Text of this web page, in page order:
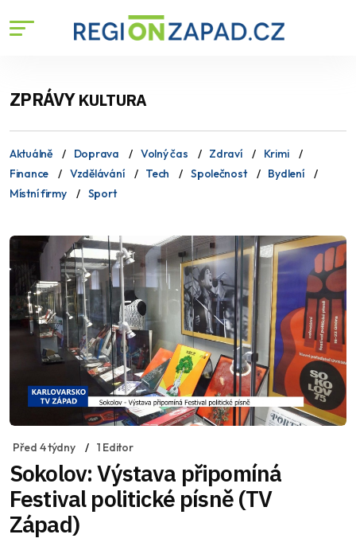
ZPRÁVYKULTURA
Aktuálně Doprava Volný čas Zdraví
Krimi
Finance
Vzdělávání Tech Společnost
Bydlení
Místní firmy
Sport
Před 4 týdny 1 Editor
Sokolov: Výstava připomíná
Festival politické písně (TV
Západ)